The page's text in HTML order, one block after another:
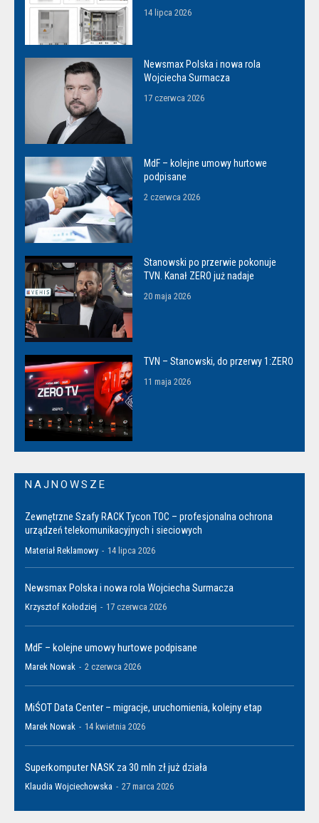
14 lipca 2026
Newsmax Polska i nowa rola
Wojciecha Surmacza
17 czerwca 2026
MdF – kolejne umowy hurtowe
podpisane
2 czerwca 2026
Stanowski po przerwie pokonuje
TVN. Kanał ZERO już nadaje
20 maja 2026
TVN – Stanowski, do przerwy 1:ZERO
11 maja 2026
NAJNOWSZE
Zewnętrzne Szafy RACK Tycon TOC – profesjonalna ochrona
urządzeń telekomunikacyjnych i sieciowych
Materiał Reklamowy - 14 lipca 2026
Newsmax Polska i nowa rola Wojciecha Surmacza
Krzysztof Kołodziej - 17 czerwca 2026
MdF – kolejne umowy hurtowe podpisane
Marek Nowak - 2 czerwca 2026
MiŚOT Data Center – migracje, uruchomienia, kolejny etap
Marek Nowak - 14 kwietnia 2026
Superkomputer NASK za 30 mln zł już działa
Klaudia Wojciechowska - 27 marca 2026